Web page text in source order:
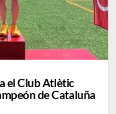
el Club Atlètic
de Cataluña